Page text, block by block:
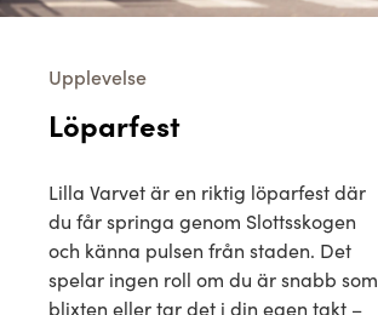
Upplevelse
Löparfest
Lilla Varvet är en riktig löparfest där
du får springa genom Slottsskogen
och känna pulsen från staden. Det
spelar ingen roll om du är snabb som
blixten eller tar det i din egen takt –